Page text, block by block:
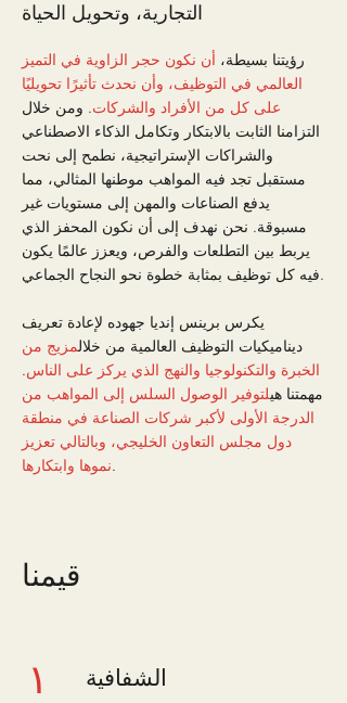
التجارية، وتحويل الحياة
رؤيتنا بسيطة، ​أن نكون حجر الزاوية في التميز
العالمي في التوظيف، وأن نحدث تأثيرًا تحويليًا
على كل من الأفراد والشركات. ومن خلال
التزامنا الثابت بالابتكار وتكامل الذكاء الاصطناعي
والشراكات الإستراتيجية، نطمح إلى نحت
مستقبل تجد فيه المواهب موطنها المثالي، مما
يدفع الصناعات والمهن إلى مستويات غير
مسبوقة. نحن نهدف إلى أن نكون المحفز الذي
يربط بين التطلعات والفرص، ويعزز عالمًا يكون
فيه كل توظيف بمثابة خطوة نحو النجاح الجماعي.
يكرس برينس إنديا جهوده لإعادة تعريف
ديناميكيات التوظيف العالمية من خلالمزيج من
الخبرة والتكنولوجيا والنهج الذي يركز على الناس.
مهمتنا هيلتوفير الوصول السلس إلى المواهب من
الدرجة الأولى لأكبر شركات الصناعة في منطقة
دول مجلس التعاون الخليجي، وبالتالي تعزيز
نموها وابتكارها.
قيمنا
١ الشفافية